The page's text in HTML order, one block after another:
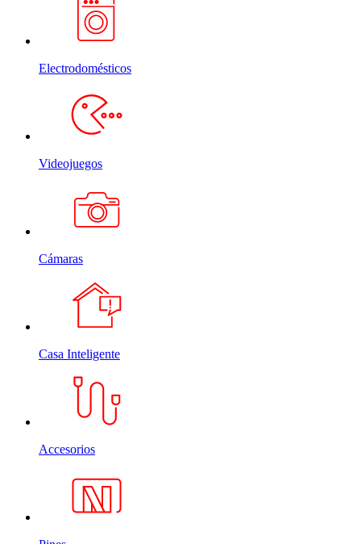
Electrodomésticos
Videojuegos
Cámaras
Casa Inteligente
Accesorios